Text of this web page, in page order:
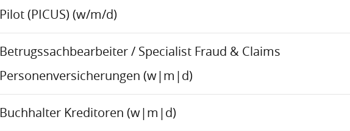
Pilot (PICUS) (w/m/d)
Betrugssachbearbeiter / Specialist Fraud & Claims
Personenversicherungen (w|m|d)
Buchhalter Kreditoren (w|m|d)